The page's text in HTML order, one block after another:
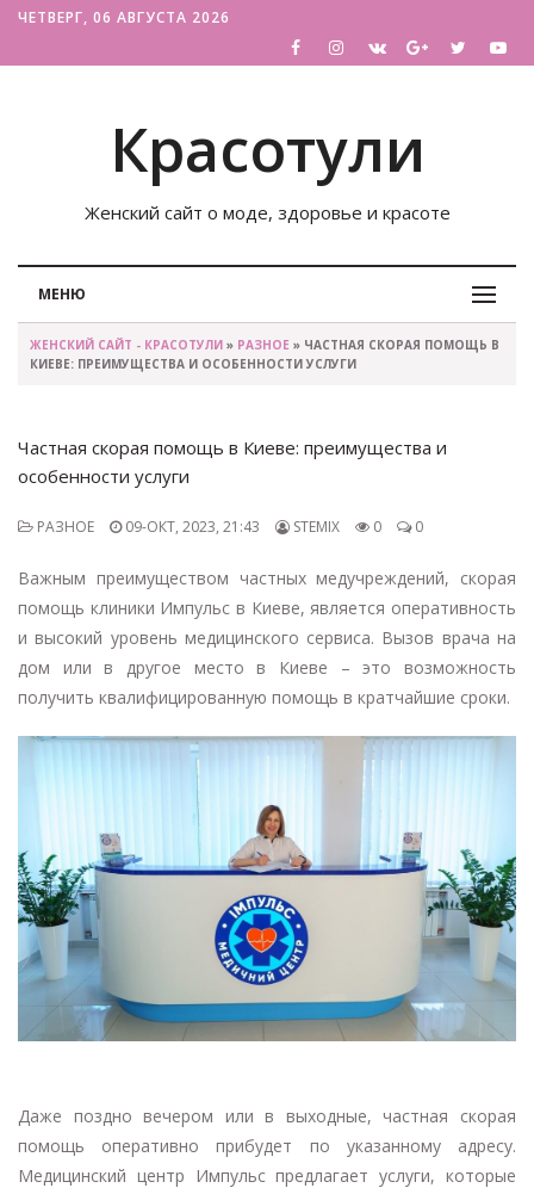
ЧЕТВЕРГ, 06 АВГУСТА 2026
Красотули
Женский сайт о моде, здоровье и красоте
МЕНЮ
ЖЕНСКИЙ САЙТ - КРАСОТУЛИ » РАЗНОЕ » ЧАСТНАЯ СКОРАЯ ПОМОЩЬ В
КИЕВЕ: ПРЕИМУЩЕСТВА И ОСОБЕННОСТИ УСЛУГИ
Частная скорая помощь в Киеве: преимущества и
особенности услуги
РАЗНОЕ 09-ОКТ, 2023, 21:43 STEMIX 0 0
Важным преимуществом частных медучреждений, скорая
помощь клиники Импульс в Киеве, является оперативность
и высокий уровень медицинского сервиса. Вызов врача на
дом или в другое место в Киеве – это возможность
получить квалифицированную помощь в кратчайшие сроки.
Даже поздно вечером или в выходные, частная скорая
помощь оперативно прибудет по указанному адресу.
Медицинский центр Импульс предлагает услуги, которые